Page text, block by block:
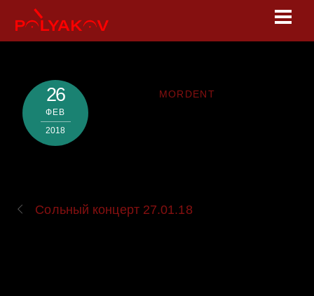
26
ФЕВ
2018
MORDENT
Сольный концерт 27.01.18